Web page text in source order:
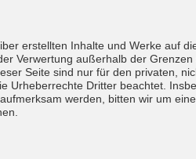
erstellten Inhalte und Werke auf
Verwertung außerhalb der
Seite sind nur für den privaten,
Urheberrechte Dritter beachtet.
werden, bitten wir um